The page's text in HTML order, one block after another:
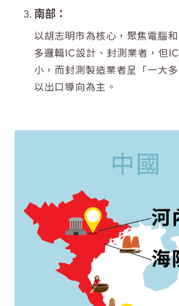
南部：
以胡志明市為核心，聚焦電腦
多邏輯IC設計、封測業者，但
小，而封測製造業者呈「一大
以出口導向為主。